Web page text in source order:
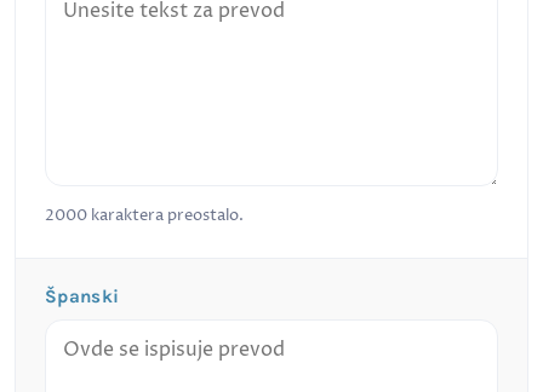
2000 karaktera preostalo.
Španski